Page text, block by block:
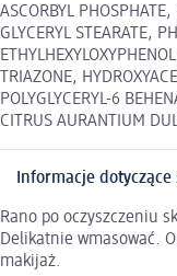
ASCORBYL
GLYCERYL STEARATE,
TRIAZONE,
POLYGLYCERYL-6
CITRUS AURANTIUM
Informacje
Rano po oczyszczeniu
Delikatnie wmasować.
makijaż.